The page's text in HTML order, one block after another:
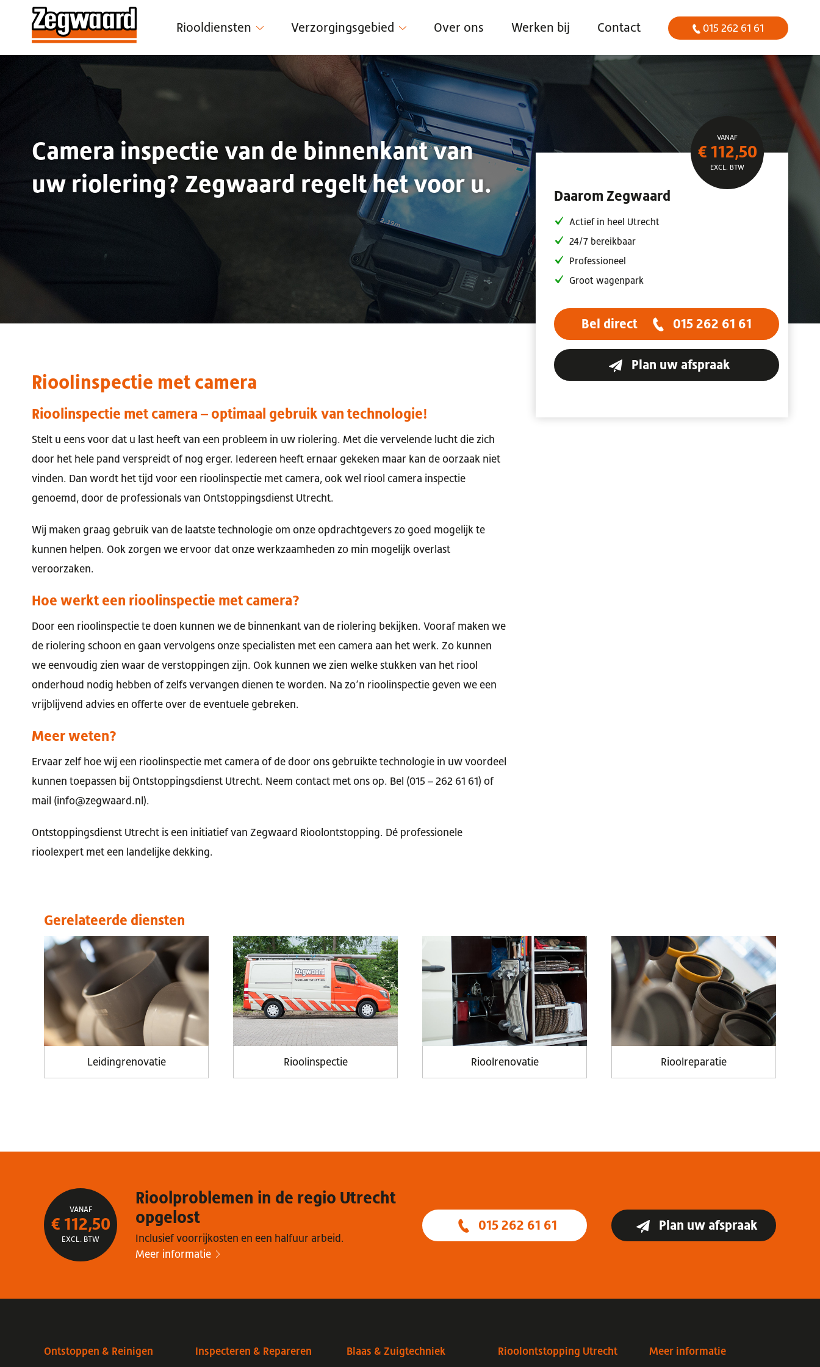
Riooldiensten Verzorgingsgebied Over ons Werken bij Contact 015 262 61 61
Camera inspectie van de binnenkant van
uw riolering? Zegwaard regelt het voor u.
VANAF
€ 112,50
EXCL. BTW
Daarom Zegwaard
Actief in heel Utrecht
24/7 bereikbaar
Professioneel
Groot wagenpark
Bel direct 015 262 61 61
Plan uw afspraak
Rioolinspectie met camera
Rioolinspectie met camera – optimaal gebruik van technologie!
Stelt u eens voor dat u last heeft van een probleem in uw riolering. Met die vervelende lucht die zich
door het hele pand verspreidt of nog erger. Iedereen heeft ernaar gekeken maar kan de oorzaak niet
vinden. Dan wordt het tijd voor een rioolinspectie met camera, ook wel riool camera inspectie
genoemd, door de professionals van Ontstoppingsdienst Utrecht.
Wij maken graag gebruik van de laatste technologie om onze opdrachtgevers zo goed mogelijk te
kunnen helpen. Ook zorgen we ervoor dat onze werkzaamheden zo min mogelijk overlast
veroorzaken.
Hoe werkt een rioolinspectie met camera?
Door een rioolinspectie te doen kunnen we de binnenkant van de riolering bekijken. Vooraf maken we
de riolering schoon en gaan vervolgens onze specialisten met een camera aan het werk. Zo kunnen
we eenvoudig zien waar de verstoppingen zijn. Ook kunnen we zien welke stukken van het riool
onderhoud nodig hebben of zelfs vervangen dienen te worden. Na zo’n rioolinspectie geven we een
vrijblijvend advies en offerte over de eventuele gebreken.
Meer weten?
Ervaar zelf hoe wij een rioolinspectie met camera of de door ons gebruikte technologie in uw voordeel
kunnen toepassen bij Ontstoppingsdienst Utrecht. Neem contact met ons op. Bel (015 – 262 61 61) of
mail (info@zegwaard.nl).
Ontstoppingsdienst Utrecht is een initiatief van Zegwaard Rioolontstopping. Dé professionele
rioolexpert met een landelijke dekking.
Gerelateerde diensten
Leidingrenovatie Rioolinspectie Rioolrenovatie Rioolreparatie
VANAF
€ 112,50
EXCL. BTW
Rioolproblemen in de regio Utrecht
opgelost
Inclusief voorrijkosten en een halfuur arbeid.
Meer informatie
015 262 61 61 Plan uw afspraak
Ontstoppen & Reinigen Inspecteren & Repareren Blaas & Zuigtechniek Rioolontstopping Utrecht Meer informatie